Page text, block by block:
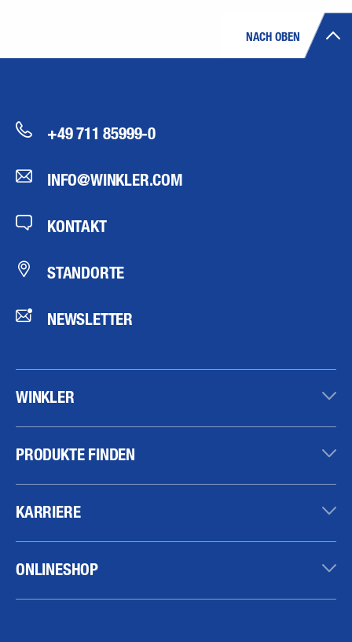
NACH OBEN
+49 711 85999-0
INFO@WINKLER.COM
KONTAKT
STANDORTE
NEWSLETTER
WINKLER
PRODUKTE FINDEN
KARRIERE
ONLINESHOP